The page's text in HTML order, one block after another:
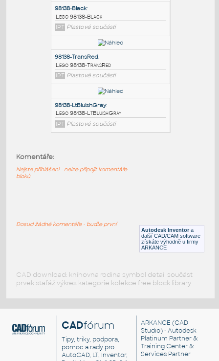
98138-Lime:
Lego 98138-Lime
IPT Plastové součásti
98138-Black:
Lego 98138-Black
IPT Plastové součásti
Lego 98138-TransRed
Lego 98138-LtBluishGray
Autodesk Inventor a
další CAD/CAM software
získáte výhodně u firmy
ARKANCE
Komentáře:
Nejste přihlášeni - nelze připojit komentáře
bloků
Dosud žádné komentáře - buďte první
CAD download: knihovna rodina symbol detail součást
prvek stafáž výkres kategorie kolekce free block library
CADfórum
Tipy, triky, podpora,
pomoc a rady pro
AutoCAD, LT, Inventor,
ARKANCE (CAD
Studio) - Autodesk
Platinum Partner &
Training Center &
Services Partner